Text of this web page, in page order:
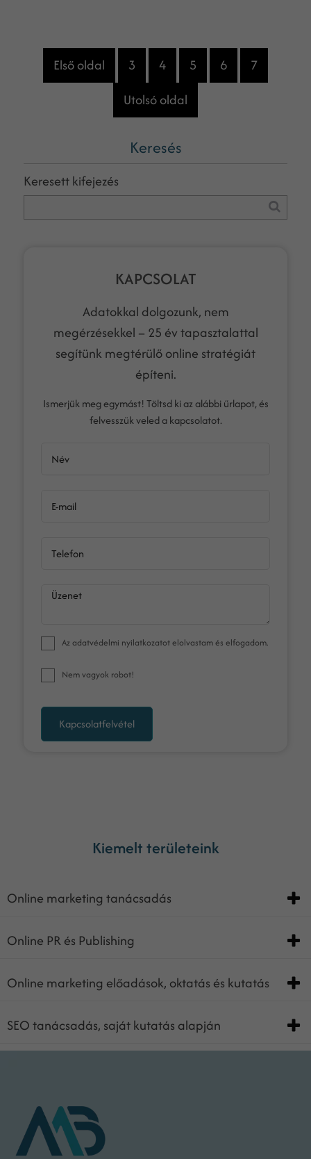
Első oldal 3 4 5 6
7
Utolsó oldal
Keresés
Keresett kifejezés
KAPCSOLAT
Adatokkal dolgozunk, nem
megérzésekkel – 25 év tapasztalattal
segítünk megtérülő online stratégiát
építeni.
Ismerjük meg egymást! Töltsd ki az alábbi űrlapot, és
felvesszük veled a kapcsolatot.
Név
E-mail
Telefon
Üzenet
Azadatvédelmi nyilatkozatot elolvastam és elfogadom.
Nem vagyok robot!
Kapcsolatfelvétel
Kiemelt területeink
Online marketing tanácsadás
Online PR és Publishing
Online marketing előadások, oktatás és kutatás
SEO tanácsadás, saját kutatás alapján